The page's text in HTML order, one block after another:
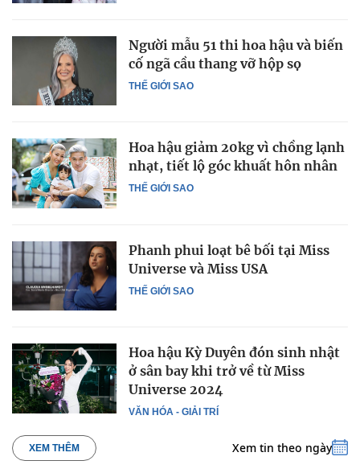
THẾ GIỚI SAO
Người mẫu 51 thi hoa hậu và biến
cố ngã cầu thang vỡ hộp sọ
THẾ GIỚI SAO
Hoa hậu giảm 20kg vì chồng lạnh
nhạt, tiết lộ góc khuất hôn nhân
THẾ GIỚI SAO
Phanh phui loạt bê bối tại Miss
Universe và Miss USA
VĂN HÓA - GIẢI TRÍ
Hoa hậu Kỳ Duyên đón sinh nhật
ở sân bay khi trở về từ Miss
Universe 2024
XEM THÊM Xem tin theo ngày